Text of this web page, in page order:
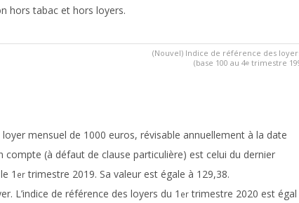
(Nouvel) Indice de référence des
(base 100 au 4e trimestre
hors tabac et hors loyers.
mensuel de 1000 euros, révisable annuellement à la date
(à défaut de clause particulière) est celui du dernier
1 ertrimestre 2019. Sa valeur est égale à 129,38.
L’indice de référence des loyers du 1 ertrimestre 2020 est égal